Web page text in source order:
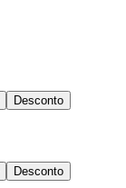
Desconto
Desconto